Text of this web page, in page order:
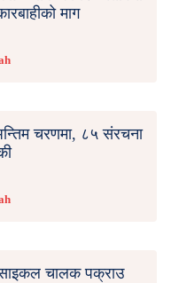
माग
चरणमा, ८५ संरचना
चालक पक्राउ